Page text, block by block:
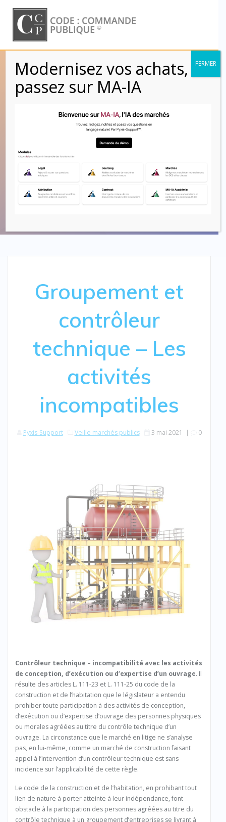
to
content
Groupement et
contrôleur
technique – Les
activités
incompatibles
Groupement et
contrôleur
technique – Les
activités
incompatibles
Pyxis-Support Veille marchés publics 3 mai 2021 | 0
Contrôleur technique – incompatibilité avec les activités
de conception, d’exécution ou d’expertise d’un ouvrage. Il
résulte des articles L. 111-23 et L. 111-25 du code de la
construction et de l’habitation que le législateur a entendu
prohiber toute participation à des activités de conception,
d’exécution ou d’expertise d’ouvrage des personnes physiques
ou morales agréées au titre du contrôle technique d’un
ouvrage. La circonstance que le marché en litige ne s’analyse
pas, en lui-même, comme un marché de construction faisant
appel à l’intervention d’un contrôleur technique est sans
incidence sur l’applicabilité de cette règle.
Le code de la construction et de l’habitation, en prohibant tout
lien de nature à porter atteinte à leur indépendance, font
obstacle à la participation des personnes agréées au titre du
contrôle technique à un groupement d’entreprises se livrant à
Modernisez vos achats,
passez sur MA-IA
FERMER